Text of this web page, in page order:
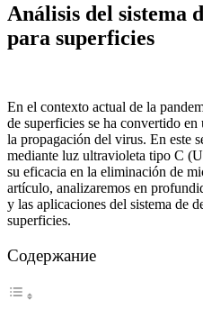
Análisis del sistema
para superficies
En el contexto actual de la
de superficies se ha convertido
la propagación del virus. En este
mediante luz ultravioleta tipo C
su eficacia en la eliminación de
artículo, analizaremos en
y las aplicaciones del sistema de
superficies.
Содержание